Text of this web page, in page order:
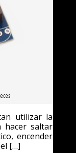
utilizar la
hacer saltar
encender
[…]